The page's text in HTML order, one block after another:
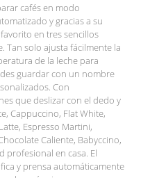
cafés en modo
y gracias a su
en tres sencillos
Tan solo ajusta fácilmente la
de la leche para
guardar con un nombre
Con
que deslizar con el dedo y
Cappuccino, Flat White,
Espresso Martini,
Caliente, Babyccino,
profesional en casa. El
y prensa automáticamente